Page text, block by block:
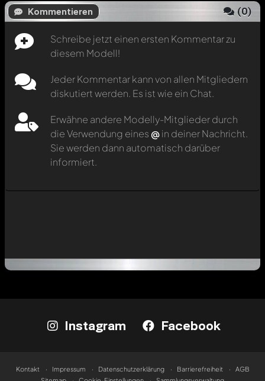
Kommentieren (0)
Schreibe jetzt einen ersten Kommentar zu
diesem Modell!
Jeder Kommentar kann von allen Mitgliedern
diskutiert werden. Es ist wie ein Chat.
Erwähne andere Modelly-Mitglieder durch
die Verwendung eines @in deiner Nachricht.
Sie werden dann automatisch darüber
informiert.
Instagram Facebook
Kontakt Impressum Datenschutzerklärung Barrierefreiheit
AGB